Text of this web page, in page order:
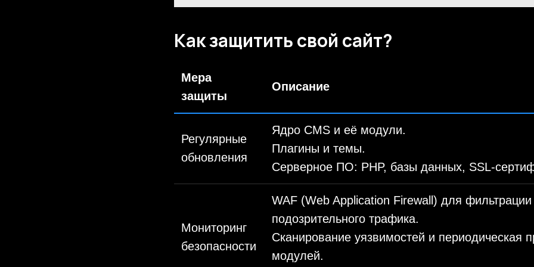
Как защитить свой сайт?
Мера
защиты
Описание
Регулярные
обновления
Ядро CMS и её модули.
Плагины и темы.
Серверное ПО: PHP, базы данных, SSL-
Мониторинг
безопасности
WAF (Web Application Firewall) для фильтрации
подозрительного трафика.
Сканирование уязвимостей и периодическая
модулей.